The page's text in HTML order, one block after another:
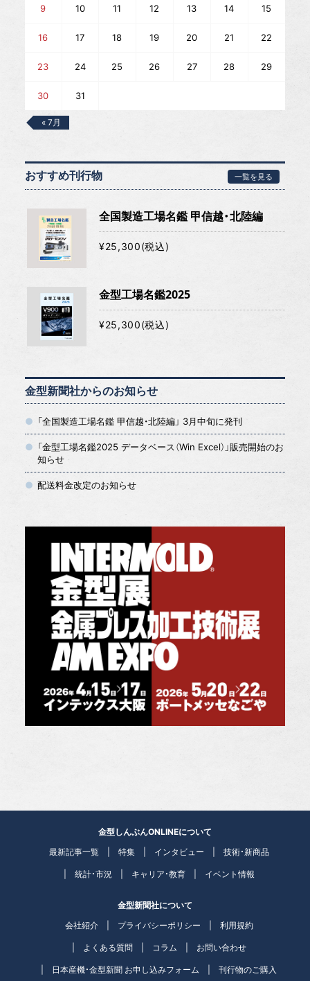
9 10 11 12 13 14 15
16 17 18 19 20 21 22
23 24 25 26 27 28 29
30 31
« 7月
おすすめ刊行物 一覧を見る
全国製造工場名鑑 甲信越・北陸編
¥25,300(税込)
金型工場名鑑2025
¥25,300(税込)
金型新聞社からのお知らせ
「全国製造工場名鑑 甲信越・北陸編」 3月中旬に発刊
「金型工場名鑑2025 データベース（Win Excel）」販売開始のお
知らせ
配送料金改定のお知らせ
金型しんぶんONLINEについて
最新記事一覧
特集 インタビュー 技術・新商品
統計・市況 キャリア・教育 イベント情報
金型新聞社について
会社紹介
プライバシーポリシー 利用規約
よくある質問 コラム お問い合わせ
日本産機・金型新聞 お申し込みフォーム 刊行物のご購入